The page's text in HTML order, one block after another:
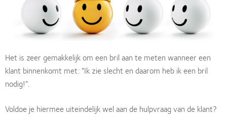
Het is zeer gemakkelijk om een bril aan te meten wanneer een
klant binnenkomt met: “Ik zie slecht en daarom heb ik een bril
nodig!”.
Voldoe je hiermee uiteindelijk wel aan de hulpvraag van de klant?